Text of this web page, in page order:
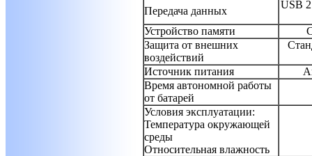
Передача данных
USB
Устройство памяти
Защита от внешних
воздействий
Источник питания
Время автономной работы
от батарей
Условия эксплуатации:
Температура окружающей
среды
Относительная влажность